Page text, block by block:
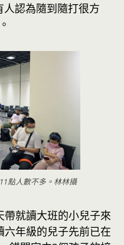
認為隨到隨打很方
點人數不多。林林攝
就讀大班的小兒子來
年級的兒子先前已在